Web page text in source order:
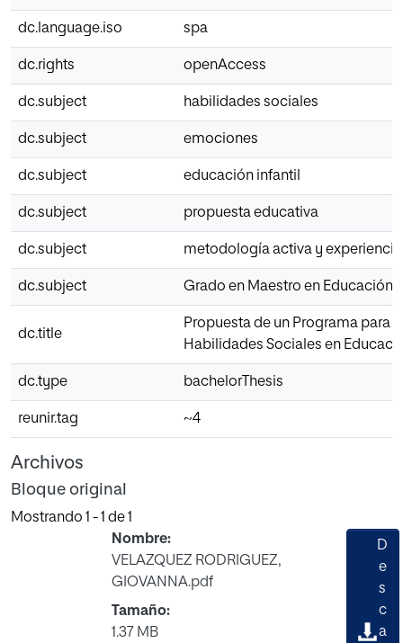
dc.language.iso spa
dc.rights openAccess
dc.subject habilidades sociales
dc.subject emociones
dc.subject educación infantil
dc.subject propuesta educativa
dc.subject metodología activa y
dc.subject Grado en Maestro en Educación
dc.title
Propuesta de un Programa para
Habilidades Sociales en
dc.type bachelorThesis
reunir.tag ~4
Archivos
Bloque original
Mostrando 1 - 1 de 1
Nombre:
VELAZQUEZ RODRIGUEZ,
GIOVANNA.pdf
Tamaño:
1.37 MB
D
e
s
c
a